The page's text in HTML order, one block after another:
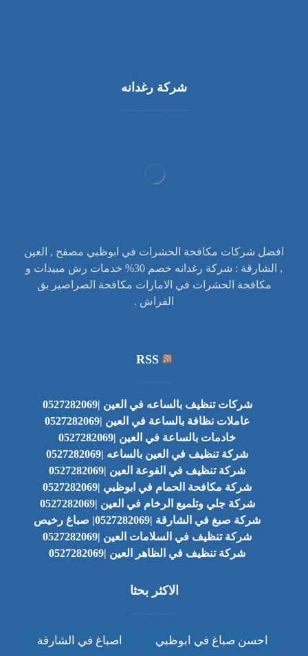
شركة رغدانه
افضل شركات مكافحة الحشرات في ابوظبي مصفح , العين
, الشارقة : شركة رغدانه خصم 30% خدمات رش مبيدات و
مكافحة الحشرات في الامارات مكافحة الصراصير بق
الفراش .
RSS
شركات تنظيف بالساعه في العين |0527282069
عاملات نظافة بالساعة في العين |0527282069
خادمات بالساعة في العين |0527282069
شركة تنظيف في العين بالساعه |0527282069
شركة تنظيف في الفوعة العين |0527282069
شركة مكافحة الحمام في ابوظبي |0527282069
شركة جلي وتلميع الرخام في العين |0527282069
شركة صبغ في الشارقة |0527282069| صباغ رخيص
شركة تنظيف في السلامات العين |0527282069
شركة تنظيف في الظاهر العين |0527282069
الاكثر بحثا
احسن صباغ في ابوظبي اصباغ في الشارقة